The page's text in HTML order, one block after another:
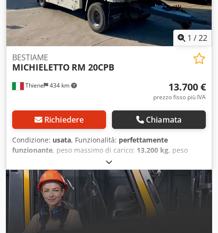
1 /22
Thiene 434 km
BESTIAME
MICHIELETTO RM 20CPB
13.700 €
prezzo fisso più IVA
Richiedere Chiamata
Condizione: usata, Funzionalità: perfettamente
funzionante, peso massimo di carico: 13.200 kg, peso
, prima immatricolazione:
prossima ispezione (TÜV):06/2026, lunghezza spazio di
carico: 7.150 mm, larghezza vano di carico:
altezza vano di carico:
2.700 mm , lunghezza totale:
9.260
mm , larghezza totale: 2.550 mm , altezza totale: 3.900 mm
sospensione:aria, dimensione degli pneumatici:
19.5 , condizione degli pneumatici: